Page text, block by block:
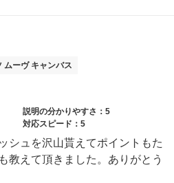
ムーヴ キャンバス
説明の分かりやすさ：5
対応スピード：5
シュを沢山貰えてポイントもた
教えて頂きました。ありがとう